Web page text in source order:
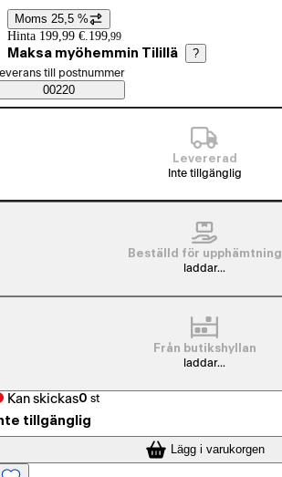
Prisinformation
Moms 25,5 %
Hinta 199,99 €. 199,99
Maksa myöhemmin Tilillä ?
Saatavuustiedot
beställningssätt
till postnummer
00220
Levererad
Inte tillgänglig
Beställd för upphämtning
laddar...
Från butikshyllan
laddar...
Kan skickas0 st
tillgänglig
Lägg i varukorgen